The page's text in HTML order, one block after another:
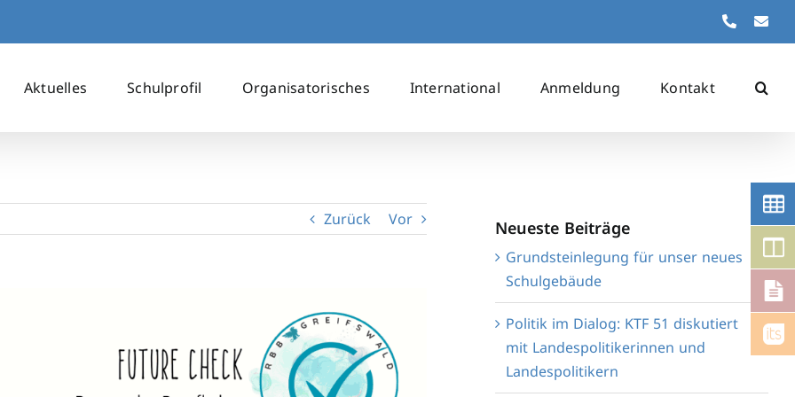
Telefon
Aktuelles Schulprofil Organisatorisches International Anmeldung Kontakt
Zurück Vor Neueste Beiträge
Grundsteinlegung für unser neues
Schulgebäude
Politik im Dialog: KTF 51 diskutiert
mit Landespolitikerinnen und
Landespolitikern